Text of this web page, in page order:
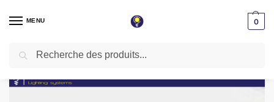
MENU 0
Accueil / Éclairage magnétique / Eclairage magnétique apparent Folder cob 6w noir 4000k 48v